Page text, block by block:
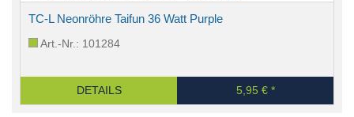
TC-L Neonröhre Taifun 36 Watt Purple
Art.-Nr.: 101284
DETAILS 5,95 € *